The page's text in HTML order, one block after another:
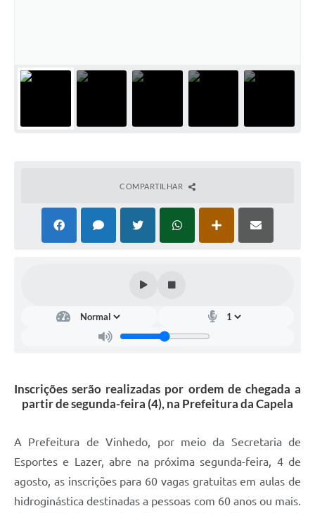
Sistema de Protocolo
Contratos
Carta de Serviços
Contas Públicas
Legislação
Links Úteis
COMPARTILHAR
Inscrições serão realizadas por ordem de chegada a
partir de segunda-feira (4), na Prefeitura da Capela
A Prefeitura de Vinhedo, por meio da Secretaria de
Esportes e Lazer, abre na próxima segunda-feira, 4 de
agosto, as inscrições para 60 vagas gratuitas em aulas de
hidroginástica destinadas a pessoas com 60 anos ou mais.